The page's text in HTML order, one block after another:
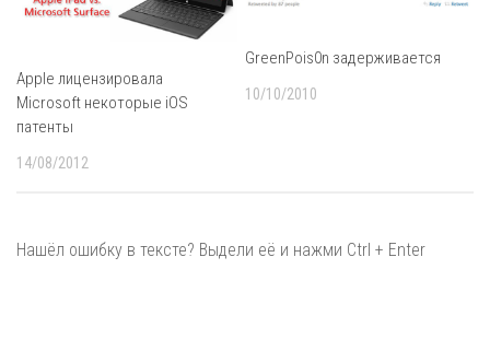
Apple лицензировала
Microsoft некоторые iOS
патенты
14/08/2012
GreenPois0n задерживается
10/10/2010
Нашёл ошибку в тексте? Выдели её и нажми Ctrl + Enter